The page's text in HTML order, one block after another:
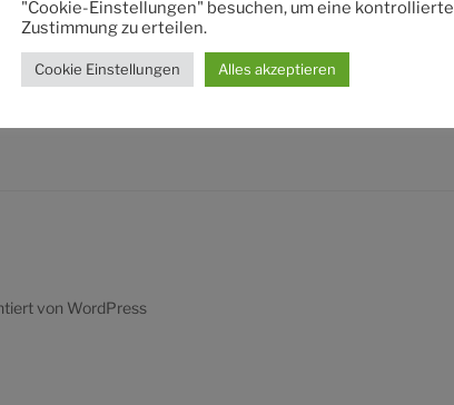
von WordPress
"Cookie-Einstellungen" besuchen, um eine kontrollierte
Zustimmung zu erteilen.
Cookie Einstellungen Alles akzeptieren